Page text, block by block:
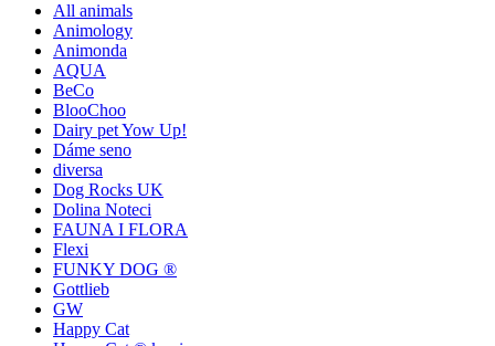
All animals
Animology
Animonda
AQUA
BeCo
BlooChoo
Dairy pet Yow Up!
Dáme seno
diversa
Dog Rocks UK
Dolina Noteci
FAUNA I FLORA
Flexi
FUNKY DOG ®
Gottlieb
GW
Happy Cat